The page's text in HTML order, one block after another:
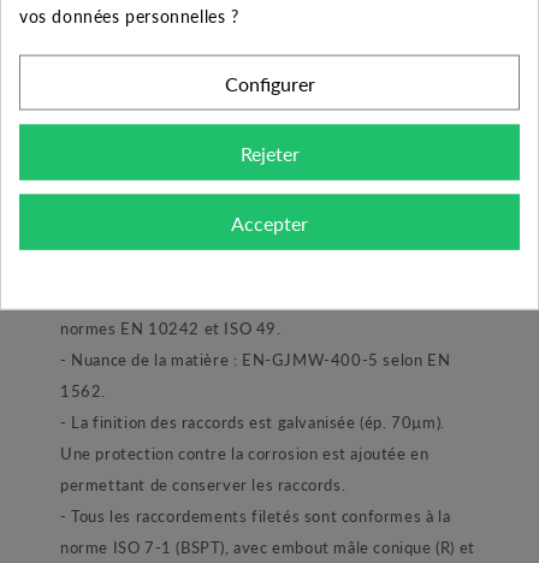
diamètre 4" pour le raccordement de vos tuyauteries.
potable, de gaz, de vapeur, de liquide et de gaz non
corrosifs. Systèmes CVC.
normes EN 10242 et ISO 49.
- Nuance de la matière : EN-GJMW-400-5 selon EN
1562.
- La finition des raccords est galvanisée (ép. 70µm).
Une protection contre la corrosion est ajoutée en
permettant de conserver les raccords.
- Tous les raccordements filetés sont conformes à la
norme ISO 7-1 (BSPT), avec embout mâle conique (R) et
vos données personnelles ?
Configurer
Rejeter
Accepter